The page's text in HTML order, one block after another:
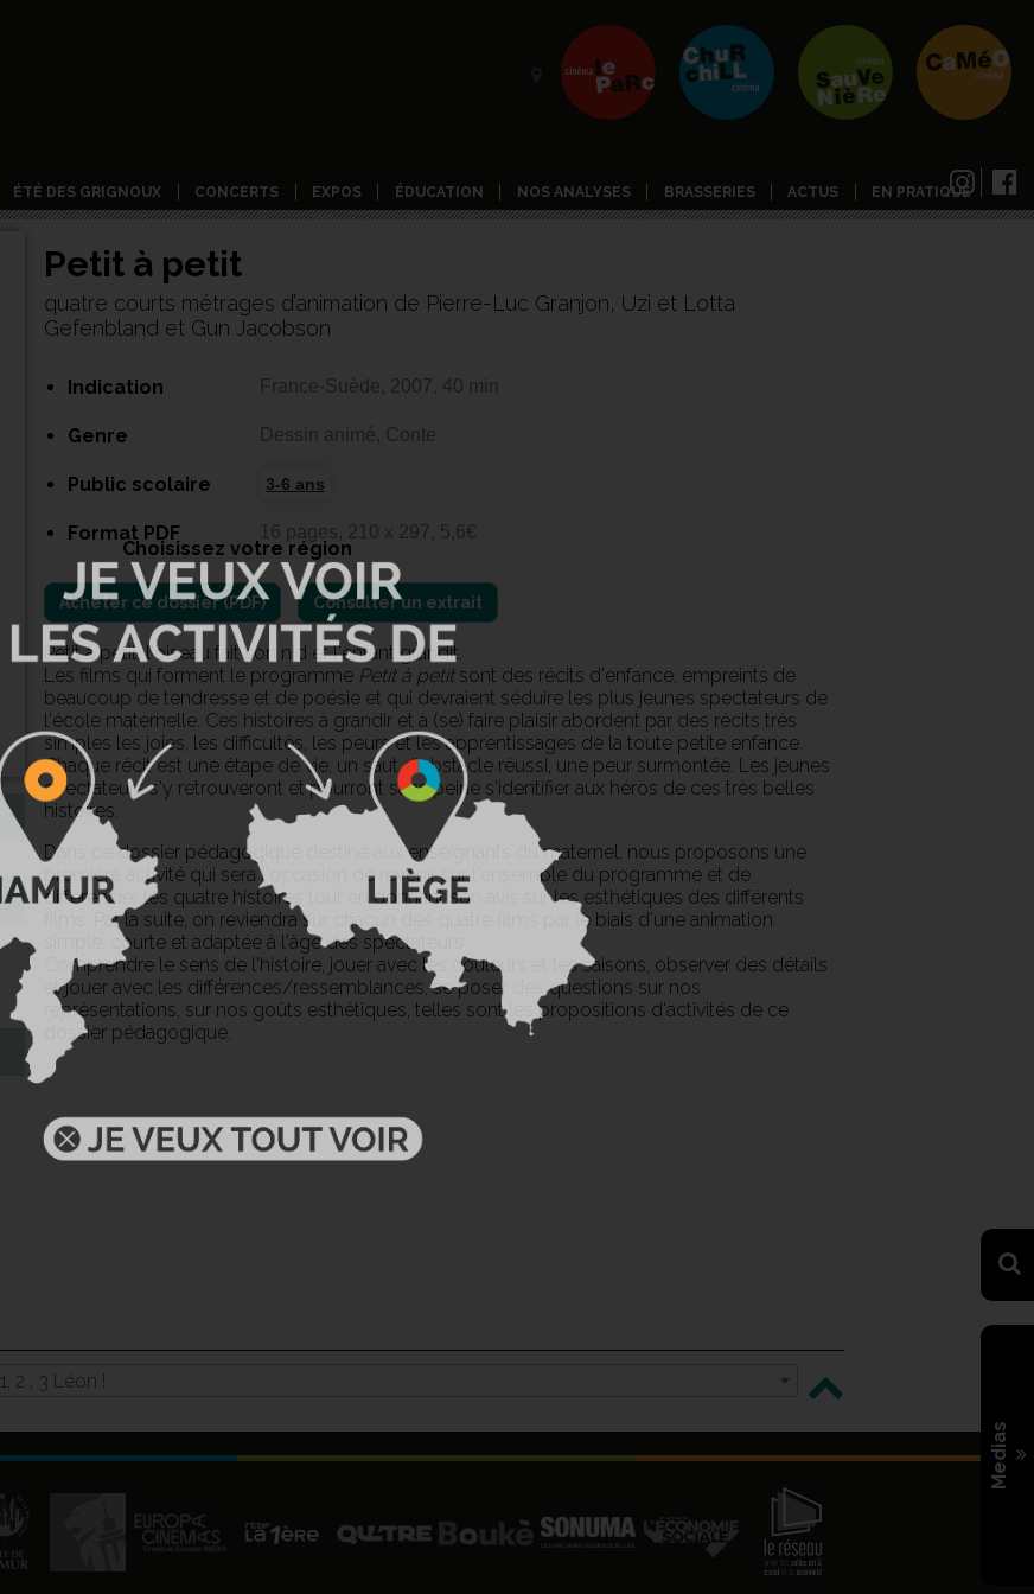
Medias
ÉTÉ DES GRIGNOUX CONCERTS EXPOS ÉDUCATION NOS ANALYSES BRASSERIES ACTUS EN PRATIQUE
Petit à petit
quatre courts métrages d’animation de Pierre-Luc Granjon, Uzi et Lotta
Gefenbland et Gun Jacobson
Indication France-Suède, 2007, 40 min
Genre Dessin animé, Conte
Public scolaire 3-6 ans
Format PDF 16 pages, 210 x 297, 5,6€
Consulter un extrait
Petit à petit, l'oiseau fait son nid et l'enfant grandit.
Les films qui forment le programme Petit à petit sont des récits d'enfance, empreints de
beaucoup de tendresse et de poésie et qui devraient séduire les plus jeunes spectateurs de
l'école maternelle. Ces histoires à grandir et à (se) faire plaisir abordent par des récits très
simples les joies, les difficultés, les peurs et les apprentissages de la toute petite enfance.
Chaque récit est une étape de vie, un saut d'obstacle réussi, une peur surmontée. Les jeunes
spectateurs s'y retrouveront et pourront sans peine s'identifier aux héros de ces très belles
histoires.
Dans ce dossier pédagogique destiné aux enseignants du maternel, nous proposons une
première activité qui sera l'occasion de revenir sur l'ensemble du programme et de
différencier les quatre histoires tout en donnant son avis sur les esthétiques des différents
films. Par la suite, on reviendra sur chacun des quatre films par le biais d'une animation
simple, courte et adaptée à l'âge des spectateurs.
Comprendre le sens de l'histoire, jouer avec les couleurs et les saisons, observer des détails
et jouer avec les différences/ressemblances, se poser des questions sur nos
représentations, sur nos goûts esthétiques, telles sont les propositions d'activités de ce
dossier pédagogique.
1, 2 , 3 Léon !
Choisissez votre région